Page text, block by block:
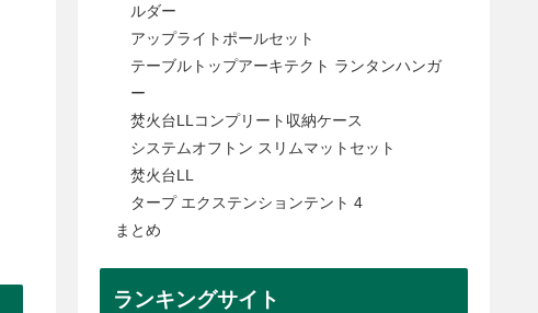
ルダー
アップライトポールセット
テーブルトップアーキテクト ランタンハンガ
ー
焚火台LLコンプリート収納ケース
システムオフトン スリムマットセット
焚火台LL
タープ エクステンションテント 4
まとめ
ランキングサイト